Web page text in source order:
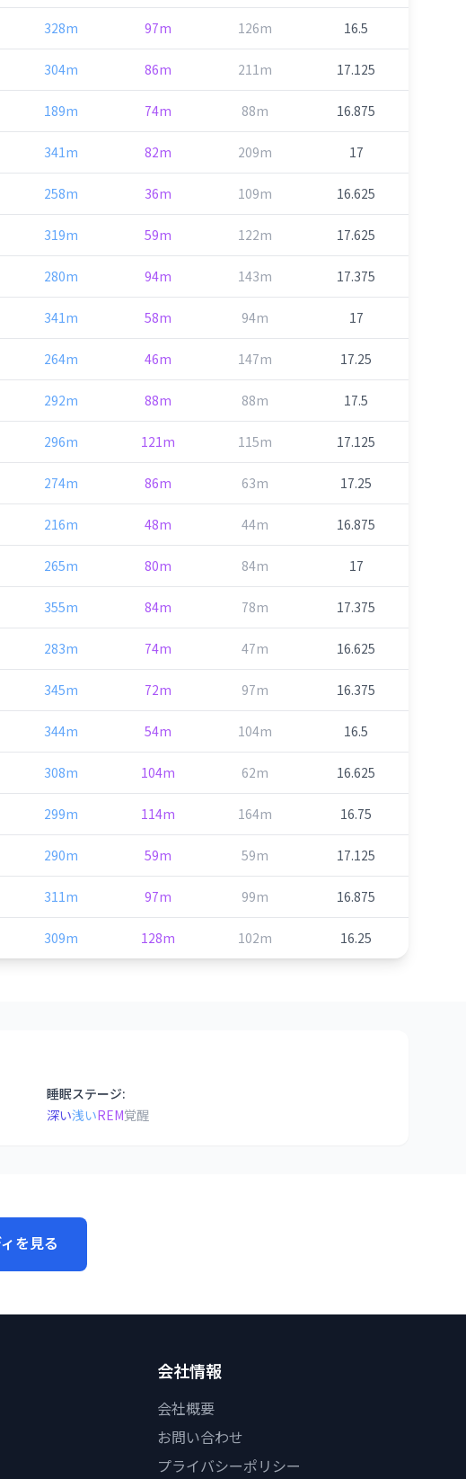
328m 97m 126m 16.5
304m 86m 211m 17.125
189m 74m 88m 16.875
341m 82m 209m 17
258m 36m 109m 16.625
319m 59m 122m 17.625
280m 94m 143m 17.375
341m 58m 94m 17
264m 46m 147m 17.25
292m 88m 88m 17.5
296m 121m 115m 17.125
274m 86m 63m 17.25
216m 48m 44m 16.875
265m 80m 84m 17
355m 84m 78m 17.375
283m 74m 47m 16.625
345m 72m 97m 16.375
344m 54m 104m 16.5
308m 104m 62m 16.625
299m 114m 164m 16.75
290m 59m 59m 17.125
311m 97m 99m 16.875
309m 128m 102m 16.25
睡眠ステージ:
深い浅いREM覚醒
を見る
会社情報
会社概要
お問い合わせ
プライバシーポリシー